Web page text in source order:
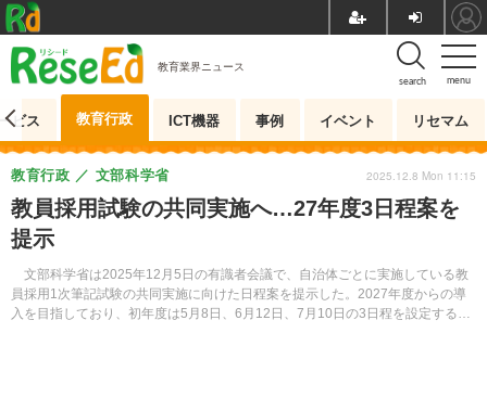
menu
search
教育業界ニュース
ビス 教育行政 ICT機器 事例 イベント リセマム
教員採用試験の共同実施へ…27年度3日程案を
提示
文部科学省は2025年12月5日の有識者会議で、自治体ごとに実施している教
員採用1次筆記試験の共同実施に向けた日程案を提示した。2027年度からの導
入を目指しており、初年度は5月8日、6月12日、7月10日の3日程を設定する案
教育行政 文部科学省 2025.12.8 Mon 11:15